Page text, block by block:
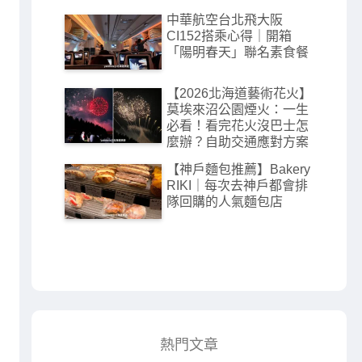
中華航空台北飛大阪
CI152搭乘心得｜開箱
「陽明春天」聯名素食餐
【2026北海道藝術花火】
莫埃來沼公園煙火：一生
必看！看完花火沒巴士怎
麼辦？自助交通應對方案
【神戶麵包推薦】Bakery
RIKI｜每次去神戶都會排
隊回購的人氣麵包店
熱門文章